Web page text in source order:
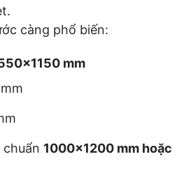
càng phổ biến:
mm
chuẩn 1000×1200 mm hoặc